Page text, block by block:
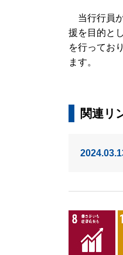
当行行員
援を目的と
を行ってお
ます。
関連リ